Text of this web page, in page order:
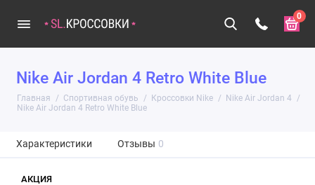
0
Nike Air Jordan 4 Retro White Blue
Главная Спортивная обувь Кроссовки Nike
Nike Air Jordan 4
Nike Air Jordan 4 Retro White Blue
Характеристики Отзывы 0
АКЦИЯ